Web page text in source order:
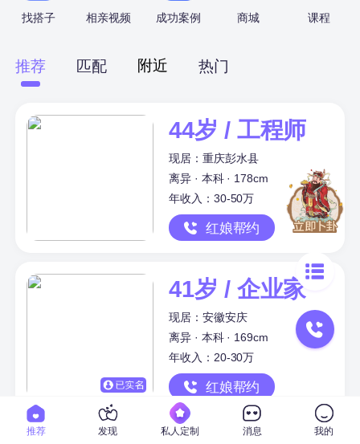
找搭子 相亲视频 成功案例 商城 课程
推荐 匹配 附近 热门
44岁 / 工程师
现居：重庆彭水县
离异 · 本科 · 178cm
年收入：30-50万
红娘帮约
41岁 / 企业家
现居：安徽安庆
离异 · 本科 · 169cm
年收入：20-30万
红娘帮约
推荐 发现 私人定制 消息 我的